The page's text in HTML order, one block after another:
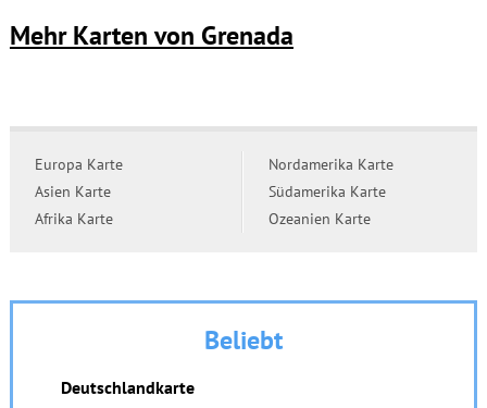
Mehr Karten von Grenada
Europa Karte
Asien Karte
Afrika Karte
Nordamerika Karte
Südamerika Karte
Ozeanien Karte
Beliebt
Deutschlandkarte